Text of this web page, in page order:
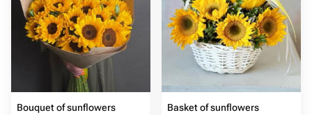
Bouquet of sunflowers Basket of sunflowers